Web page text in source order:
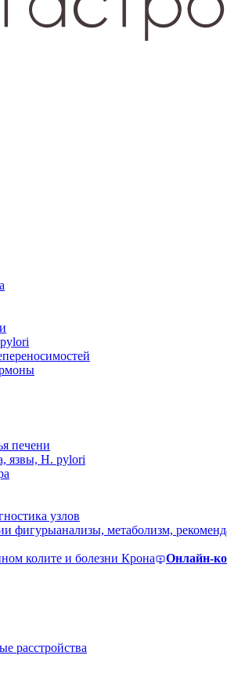
печени
язвы, H. pylori
узлов
фигурыанализы, метаболизм,
колите и болезни Крона Онлайн-
расстройства